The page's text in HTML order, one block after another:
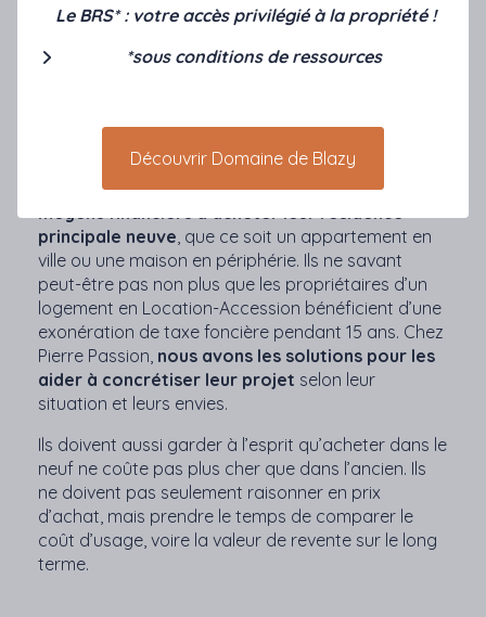
! Ne vous laissez pas décourager par la situation
actuelle et commencez à vous renseigner sans a
Prêt à Taux Zéro.Avec ces aides à l’accession
qui sont cumulables, ils peuvent avoir les
principale neuve , que ce soit un appartement en
ville ou une maison en périphérie. Ils ne savant
peut-être pas non plus que les propriétaires d’un
logement en Location-Accession bénéficient d’une
exonération de taxe foncière pendant 15 ans. Chez
Pierre Passion, nous avons les solutions pour les
aider à concrétiser leur projet selon leur
situation et leurs envies.
Ils doivent aussi garder à l’esprit qu’acheter dans le
neuf ne coûte pas plus cher que dans l’ancien. Ils
ne doivent pas seulement raisonner en prix
d’achat, mais prendre le temps de comparer le
coût d’usage, voire la valeur de revente sur le long
terme.
Le BRS* : votre accès privilégié à la propriété !
*sous conditions de ressources
Découvrir Domaine de Blazy